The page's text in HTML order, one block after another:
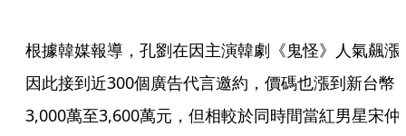
根據韓媒報導，孔劉在因主演韓劇《鬼怪》人氣飆漲
因此接到近300個廣告代言邀約，價碼也漲到新台幣
3,000萬至3,600萬元，但相較於同時間當紅男星宋仲